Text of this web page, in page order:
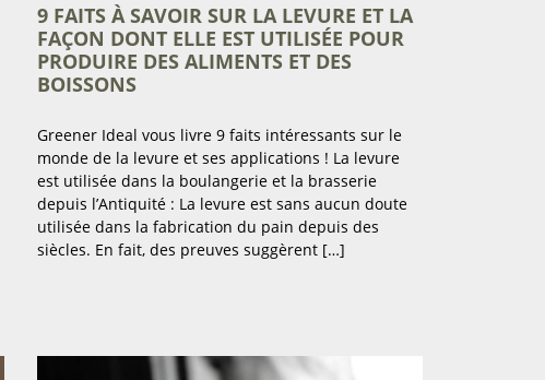
9 FAITS À SAVOIR SUR LA LEVURE ET LA
FAÇON DONT ELLE EST UTILISÉE POUR
PRODUIRE DES ALIMENTS ET DES
BOISSONS
Greener Ideal vous livre 9 faits intéressants sur le
monde de la levure et ses applications ! La levure
est utilisée dans la boulangerie et la brasserie
depuis l’Antiquité : La levure est sans aucun doute
utilisée dans la fabrication du pain depuis des
siècles. En fait, des preuves suggèrent […]